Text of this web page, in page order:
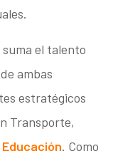
el talento
de ambas
estratégicos
Transporte,
Educación. Como